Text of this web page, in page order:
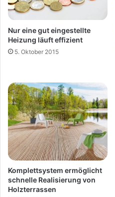
Nur eine gut eingestellte
Heizung läuft effizient
5. Oktober 2015
Komplettsystem ermöglicht
schnelle Realisierung von
Holzterrassen